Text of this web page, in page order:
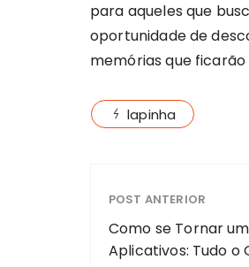
para aqueles que
oportunidade de
memórias que
lapinha
POST ANTERIOR
Como se Tornar
Aplicativos: Tudo o